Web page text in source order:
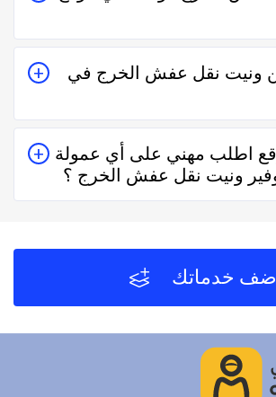
الخرج في موقع اطلب مهني ذو ثقة في
والشركات يتم تقييمهم من عملاء
على جودة الخدمة.
ونيت نقل عفش الخرج في
ونيت نقل عفش الخرج في موقعنا من
ثم تحديد المهنة وإختيار الفني الأقرب
فموقع اطلب مهني يعتمد على تقييم
من خلال العملاء بعد كل زيارة لهم.
اطلب مهني على أي عمولة
ونيت نقل عفش الخرج ؟
خدماتك